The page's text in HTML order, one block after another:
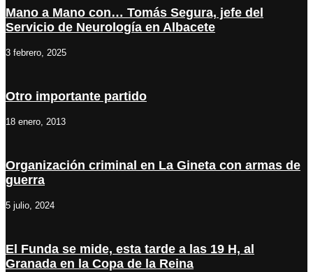
Mano a Mano con… Tomás Segura, jefe del
Servicio de Neurología en Albacete
3 febrero, 2025
Otro importante partido
18 enero, 2013
Organización criminal en La Gineta con armas de
guerra
5 julio, 2024
El Funda se mide, esta tarde a las 19 H, al
Granada en la Copa de la Reina